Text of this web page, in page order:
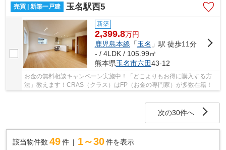
売買 | 新築一戸建
玉名駅西5
新築
2,399.8万円
鹿児島本線 「玉名 」駅 徒歩11分
- / 4LDK / 105.99㎡
熊本県玉名市六田43-12
お金の無料相談キャンペーン実施中！「どこよりもお得に購入する方
法」教えます！CRAS（クラス）はFP（お金の専門家）が多数在籍！
次の30件へ
該当物件数 49件 1～30 件を表示